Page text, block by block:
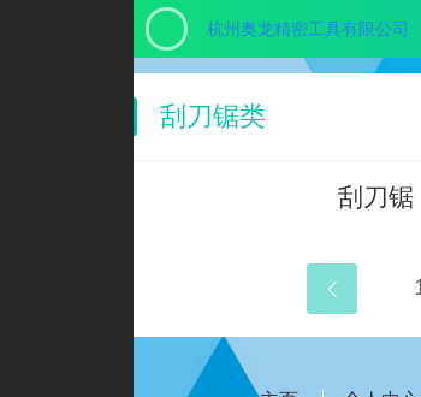
杭州奥龙精密工具有限公司
刮刀锯类
刮刀锯